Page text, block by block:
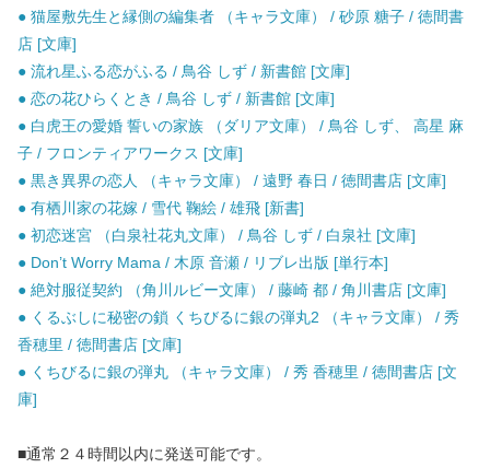
● 猫屋敷先生と縁側の編集者 （キャラ文庫） / 砂原 糖子 / 徳間書
店 [文庫]
● 流れ星ふる恋がふる / 鳥谷 しず / 新書館 [文庫]
● 恋の花ひらくとき / 鳥谷 しず / 新書館 [文庫]
● 白虎王の愛婚 誓いの家族 （ダリア文庫） / 鳥谷 しず、 高星 麻
子 / フロンティアワークス [文庫]
● 黒き異界の恋人 （キャラ文庫） / 遠野 春日 / 徳間書店 [文庫]
● 有栖川家の花嫁 / 雪代 鞠絵 / 雄飛 [新書]
● 初恋迷宮 （白泉社花丸文庫） / 鳥谷 しず / 白泉社 [文庫]
● Don’t Worry Mama / 木原 音瀬 / リブレ出版 [単行本]
● 絶対服従契約 （角川ルビー文庫） / 藤崎 都 / 角川書店 [文庫]
● くるぶしに秘密の鎖 くちびるに銀の弾丸2 （キャラ文庫） / 秀
香穂里 / 徳間書店 [文庫]
● くちびるに銀の弾丸 （キャラ文庫） / 秀 香穂里 / 徳間書店 [文
庫]
■通常２４時間以内に発送可能です。